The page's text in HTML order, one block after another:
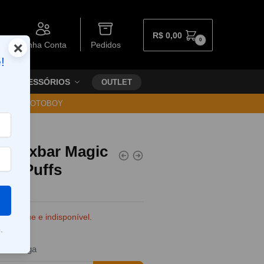
Minha Conta Pedidos
R$ 0,00 0
ACESSÓRIOS OUTLET
VIA MOTOBOY
Oxbar Magic
Puffs
estoque e indisponível.
entrega
×